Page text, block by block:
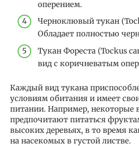
оперением.
Черноклювый тукан
Обладает полностью
Тукан Фореста (Tockus
вид с коричневатым
Каждый вид тукана
условиям обитания и имеет
питании. Например, некоторые
предпочитают питаться
высоких деревьях, в то время
на насекомых в густой листве.